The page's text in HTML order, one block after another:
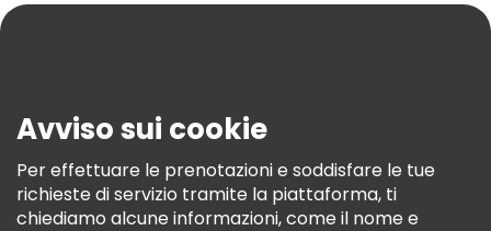
Termini E Condizioni
Informativa Sui Cookie
Freetour Premi
Avviso sui cookie
Per effettuare le prenotazioni e soddisfare le tue
richieste di servizio tramite la piattaforma, ti
chiediamo alcune informazioni, come il nome e